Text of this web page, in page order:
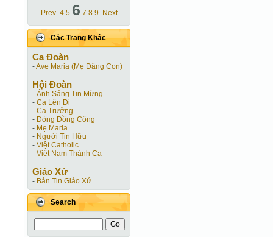
Prev 4 5 6 7 8 9 Next
Các Trang Khác
Ca Ðoàn
-Ave Maria (Mẹ Dâng Con)
Hội Ðoàn
- Ánh Sáng Tin Mừng
- Ca Lên Đi
- Ca Trưởng
- Dòng Đồng Công
- Mẹ Maria
- Người Tin Hữu
- Việt Catholic
- Việt Nam Thánh Ca
Giáo Xứ
- Bản Tin Giáo Xứ
Search